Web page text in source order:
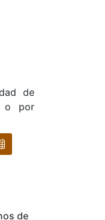
de
o por
de